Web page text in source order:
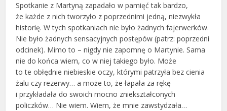
Spotkanie z Martyną zapadało w pamięć tak bardzo,
że każde z nich tworzyło z poprzednimi jedną, niezwykła
historię. W tych spotkaniach nie było żadnych fajerwerków.
Nie było żadnych sensacyjnych postępów (patrz: poprzedni
odcinek). Mimo to – nigdy nie zapomnę o Martynie. Sama
nie do końca wiem, co w niej takiego było. Może
to te obłędnie niebieskie oczy, którymi patrzyła bez cienia
żalu czy rezerwy… a może to, że łapała za rękę
i przykładała do swoich mocno zniekształconych
policzków… Nie wiem. Wiem, że mnie zawstydzała…